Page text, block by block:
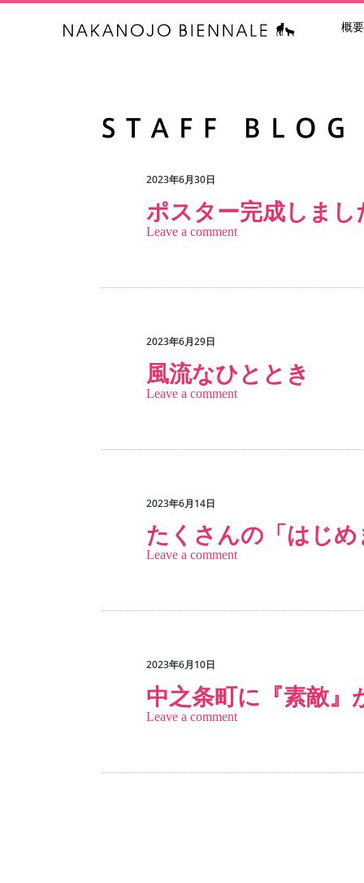
中之条ビエ
概要
2023年6月30日
ポスター完成しまし
Leave a comment
2023年6月29日
風流なひととき
Leave a comment
2023年6月14日
たくさんの「はじ
Leave a comment
2023年6月10日
中之条町に『素敵』
Leave a comment